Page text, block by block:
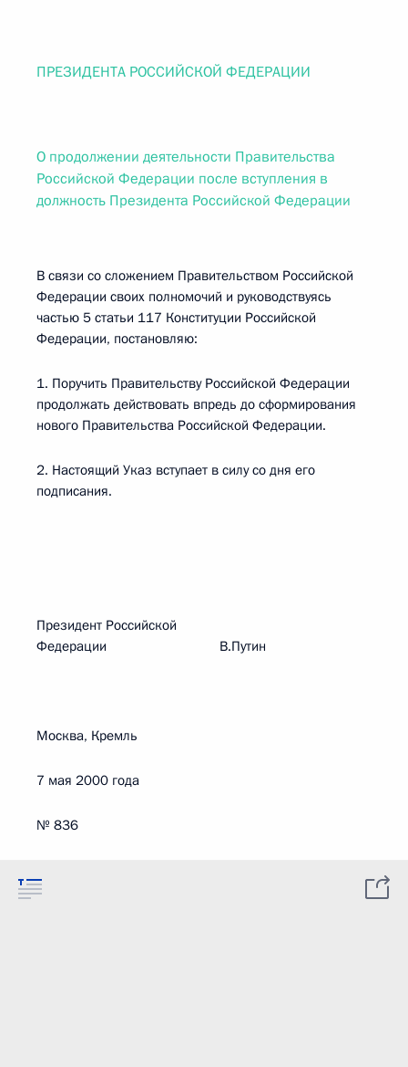
ПРЕЗИДЕНТА РОССИЙСКОЙ ФЕДЕРАЦИИ
О продолжении деятельности Правительства
Российской Федерации после вступления в
должность Президента Российской Федерации
В связи со сложением Правительством Российской
Федерации своих полномочий и руководствуясь
частью 5 статьи 117 Конституции Российской
Федерации, постановляю:
1. Поручить Правительству Российской Федерации
продолжать действовать впредь до сформирования
нового Правительства Российской Федерации.
2. Настоящий Указ вступает в силу со дня его
подписания.
Президент Российской
Федерации В.Путин
Москва, Кремль
7 мая 2000 года
№ 836